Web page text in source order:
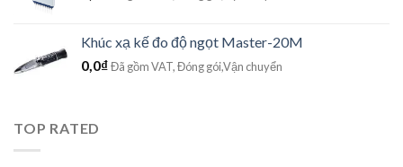
Khúc xạ kế đo độ ngọt Master-20M
0,0₫Đã gồm VAT, Đóng gói,Vận chuyển
TOP RATED